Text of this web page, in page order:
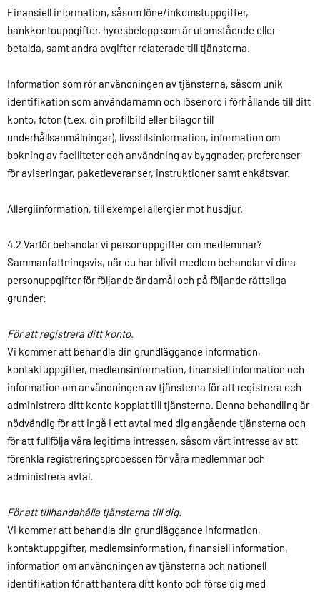
Finansiell information, såsom löne/inkomstuppgifter,
bankkontouppgifter, hyresbelopp som är utomstående eller
betalda, samt andra avgifter relaterade till tjänsterna.
Information som rör användningen av tjänsterna, såsom unik
identifikation som användarnamn och lösenord i förhållande till ditt
konto, foton (t.ex. din profilbild eller bilagor till
underhållsanmälningar), livsstilsinformation, information om
bokning av faciliteter och användning av byggnader, preferenser
för aviseringar, paketleveranser, instruktioner samt enkätsvar.
Allergiinformation, till exempel allergier mot husdjur.
4.2 Varför behandlar vi personuppgifter om medlemmar?
Sammanfattningsvis, när du har blivit medlem behandlar vi dina
personuppgifter för följande ändamål och på följande rättsliga
grunder:
För att registrera ditt konto.
Vi kommer att behandla din grundläggande information,
kontaktuppgifter, medlemsinformation, finansiell information och
information om användningen av tjänsterna för att registrera och
administrera ditt konto kopplat till tjänsterna. Denna behandling är
nödvändig för att ingå i ett avtal med dig angående tjänsterna och
för att fullfölja våra legitima intressen, såsom vårt intresse av att
förenkla registreringsprocessen för våra medlemmar och
administrera avtal.
För att tillhandahålla tjänsterna till dig.
Vi kommer att behandla din grundläggande information,
kontaktuppgifter, medlemsinformation, finansiell information,
information om användningen av tjänsterna och nationell
identifikation för att hantera ditt konto och förse dig med